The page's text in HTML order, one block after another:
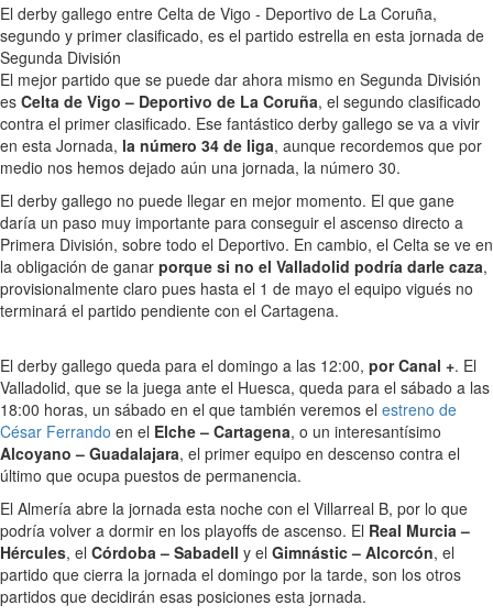
El derby gallego entre Celta de Vigo - Deportivo de La Coruña,
segundo y primer clasificado, es el partido estrella en esta jornada de
Segunda División
El mejor partido que se puede dar ahora mismo en Segunda División
es Celta de Vigo – Deportivo de La Coruña, el segundo clasificado
contra el primer clasificado. Ese fantástico derby gallego se va a vivir
en esta Jornada, la número 34 de liga, aunque recordemos que por
medio nos hemos dejado aún una jornada, la número 30.
El derby gallego no puede llegar en mejor momento. El que gane
daría un paso muy importante para conseguir el ascenso directo a
Primera División, sobre todo el Deportivo. En cambio, el Celta se ve en
la obligación de ganar porque si no el Valladolid podría darle caza,
provisionalmente claro pues hasta el 1 de mayo el equipo vigués no
terminará el partido pendiente con el Cartagena.
El derby gallego queda para el domingo a las 12:00, por Canal +. El
Valladolid, que se la juega ante el Huesca, queda para el sábado a las
18:00 horas, un sábado en el que también veremos el estreno de
César Ferrando en el Elche – Cartagena, o un interesantísimo
Alcoyano – Guadalajara, el primer equipo en descenso contra el
último que ocupa puestos de permanencia.
El Almería abre la jornada esta noche con el Villarreal B, por lo que
podría volver a dormir en los playoffs de ascenso. El Real Murcia –
Hércules, el Córdoba – Sabadell y el Gimnástic – Alcorcón, el
partido que cierra la jornada el domingo por la tarde, son los otros
partidos que decidirán esas posiciones esta jornada.